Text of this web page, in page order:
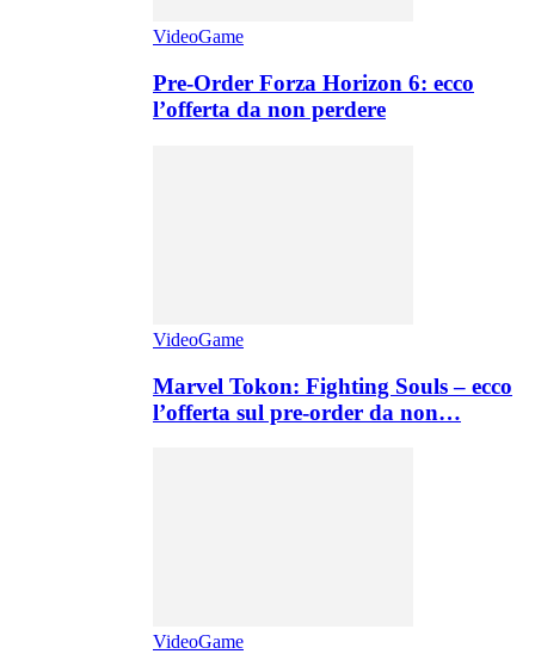
VideoGame
Pre-Order Forza Horizon 6: ecco
l’offerta da non perdere
VideoGame
Marvel Tokon: Fighting Souls – ecco
l’offerta sul pre-order da non…
VideoGame